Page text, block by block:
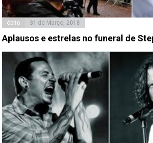
óbito 31 de Março, 2018
Aplausos e estrelas no funeral de